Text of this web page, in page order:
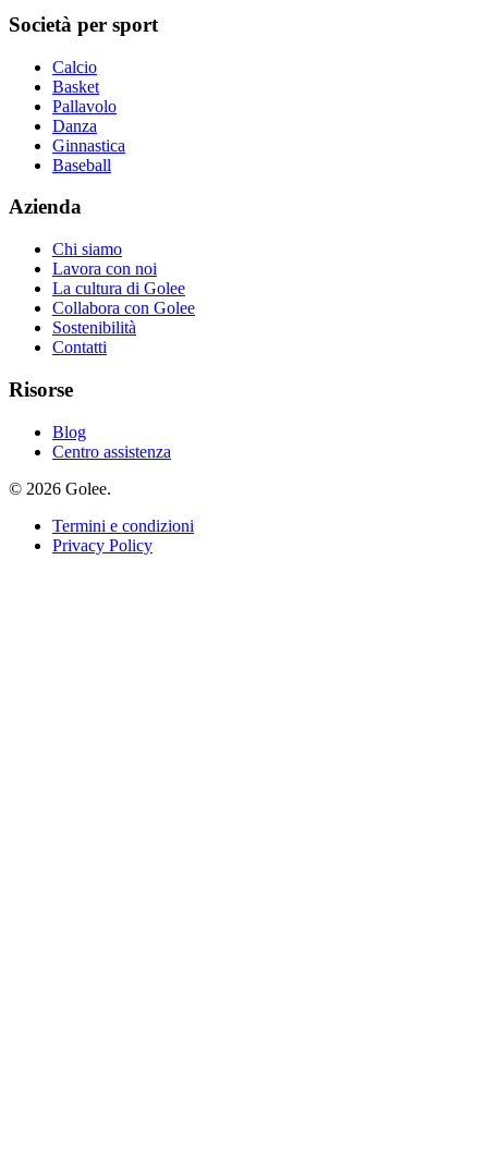
Società per sport
Calcio
Basket
Pallavolo
Danza
Ginnastica
Baseball
Azienda
Chi siamo
Lavora con noi
La cultura di Golee
Collabora con Golee
Sostenibilità
Contatti
Risorse
Blog
Centro assistenza
© 2026 Golee.
Termini e condizioni
Privacy Policy